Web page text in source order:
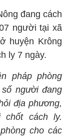
đang cách
người tại xã
huyện Krông
ly 7 ngày.
pháp phòng
người đang
địa phương,
chốt cách ly.
cho các